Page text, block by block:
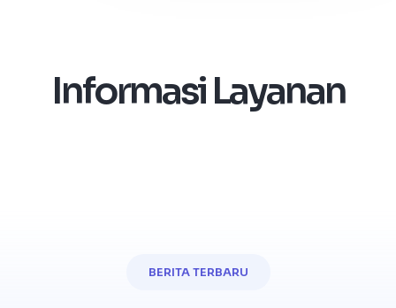
Informasi Layanan
BERITA TERBARU